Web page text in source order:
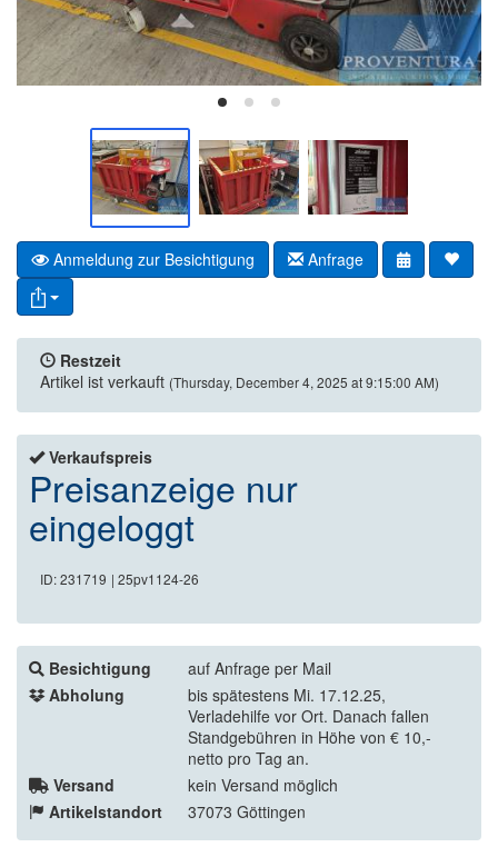
Anmeldung zur Besichtigung Anfrage
Restzeit
Artikel ist verkauft (Thursday, December 4, 2025 at 9:15:00 AM)
Verkaufspreis
Preisanzeige nur
eingeloggt
ID: 231719 | 25pv1124-26
Besichtigung
auf Anfrage per Mail
Abholung
bis spätestens Mi. 17.12.25,
Verladehilfe vor Ort. Danach fallen
Standgebühren in Höhe von € 10,-
netto pro Tag an.
Versand
kein Versand möglich
Artikelstandort
37073 Göttingen